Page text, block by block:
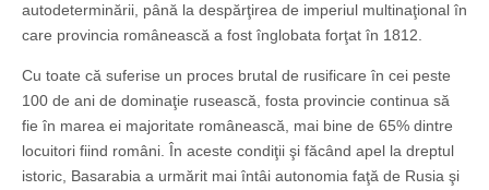
autodeterminării, până la despărţirea de imperiul multinaţional în
care provincia românească a fost înglobata forţat în 1812.
Cu toate că suferise un proces brutal de rusificare în cei peste
100 de ani de dominaţie rusească, fosta provincie continua să
fie în marea ei majoritate românească, mai bine de 65% dintre
locuitori fiind români. În aceste condiţii şi făcând apel la dreptul
istoric, Basarabia a urmărit mai întâi autonomia faţă de Rusia şi